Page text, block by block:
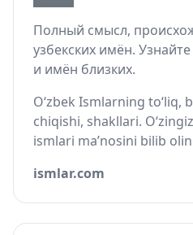
Полный смысл,
узбекских имён.
и имён близких.
O‘zbek Ismlarning to‘liq,
chiqishi, shakllari.
ismlari ma’nosini bilib
ismlar.com